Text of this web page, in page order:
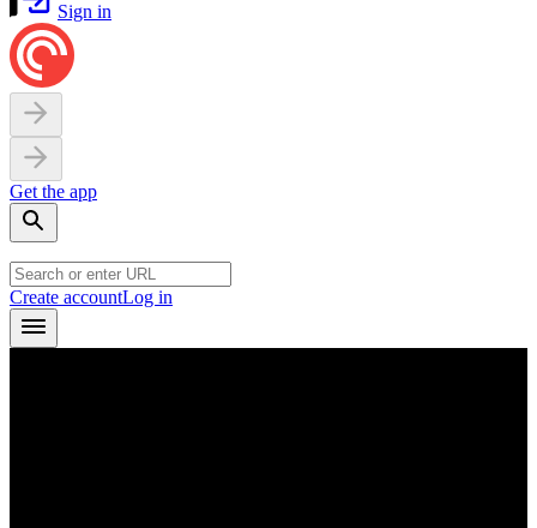
Sign in
Get the app
Create accountLog in